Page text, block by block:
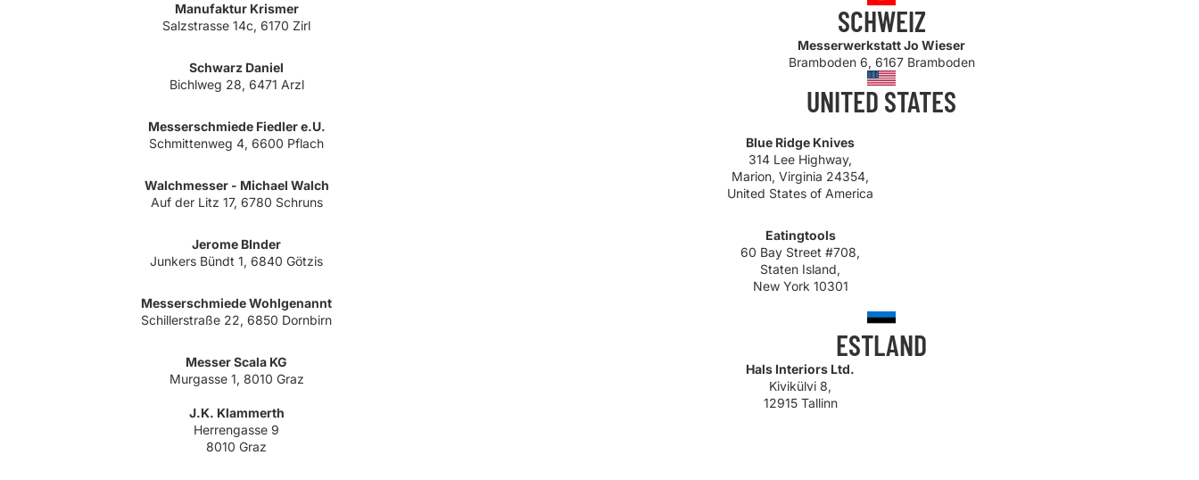
Manufaktur Krismer
Salzstrasse 14c, 6170 Zirl
Schwarz Daniel
Bichlweg 28, 6471 Arzl
Messerschmiede Fiedler e.U.
Schmittenweg 4, 6600 Pflach
Walchmesser - Michael Walch
Auf der Litz 17, 6780 Schruns
Jerome BInder
Junkers Bündt 1, 6840 Götzis
Messerschmiede Wohlgenannt
Schillerstraße 22, 6850 Dornbirn
Messer Scala KG
Murgasse 1, 8010 Graz
J.K. Klammerth
Herrengasse 9
8010 Graz
SCHWEIZ
Messerwerkstatt Jo Wieser
Bramboden 6, 6167 Bramboden
UNITED STATES
Blue Ridge Knives
314 Lee Highway,
Marion, Virginia 24354,
United States of America
Eatingtools
60 Bay Street #708,
Staten Island,
New York 10301
ESTLAND
Hals Interiors Ltd.
Kivikülvi 8,
12915 Tallinn